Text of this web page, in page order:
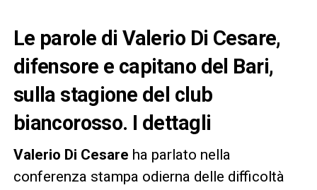
Le parole di Valerio Di Cesare,
difensore e capitano del Bari,
sulla stagione del club
biancorosso. I dettagli
Valerio Di Cesare ha parlato nella
conferenza stampa odierna delle difficoltà